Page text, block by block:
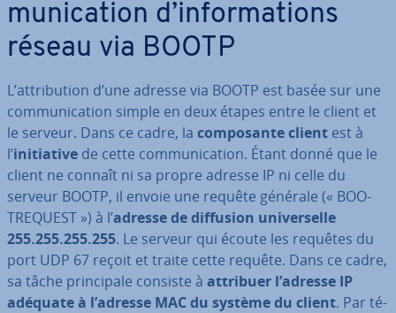
mu­ni­ca­tion d’in­for­ma­tions
réseau via BOOTP
L’at­tri­bu­tion d’une adresse via BOOTP est basée sur une
com­mu­ni­ca­tion simple en deux étapes entre le client et
le serveur. Dans ce cadre, la com­po­sante client est à
l’ini­tia­tive de cette com­mu­ni­ca­tion. Étant donné que le
client ne connaît ni sa propre adresse IP ni celle du
serveur BOOTP, il envoie une requête générale (« BOO­
TRE­QUEST ») à l’adresse de diffusion uni­ver­selle
255.255.255.255. Le serveur qui écoute les requêtes du
port UDP 67 reçoit et traite cette requête. Dans ce cadre,
sa tâche prin­ci­pale consiste à attribuer l’adresse IP
adéquate à l’adresse MAC du système du client. Par té­